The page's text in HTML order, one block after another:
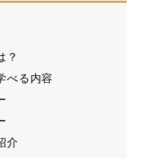
？
べる内容
介